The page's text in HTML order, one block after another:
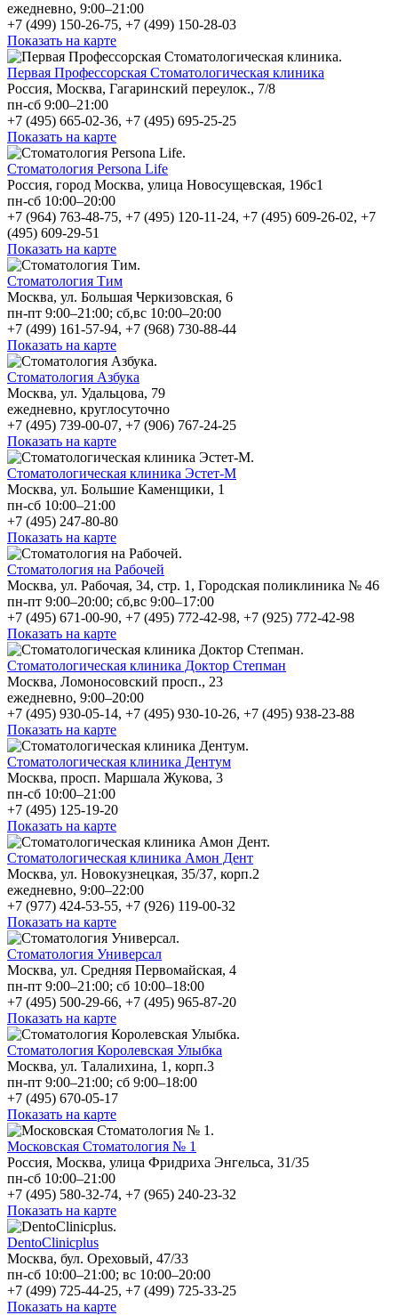
ежедневно, 9:00–21:00
+7 (499) 150-26-75, +7 (499) 150-28-03
Показать на карте
Первая Профессорская Стоматологическая клиника
Россия, Москва, Гагаринский переулок., 7/8
пн-сб 9:00–21:00
+7 (495) 665-02-36, +7 (495) 695-25-25
Показать на карте
Стоматология Persona Life
Россия, город Москва, улица Новосущевская, 19бс1
пн-сб 10:00–20:00
+7 (964) 763-48-75, +7 (495) 120-11-24, +7 (495) 609-26-02, +7
(495) 609-29-51
Показать на карте
Стоматология Тим
Москва, ул. Большая Черкизовская, 6
пн-пт 9:00–21:00; сб,вс 10:00–20:00
+7 (499) 161-57-94, +7 (968) 730-88-44
Показать на карте
Стоматология Азбука
Москва, ул. Удальцова, 79
ежедневно, круглосуточно
+7 (495) 739-00-07, +7 (906) 767-24-25
Показать на карте
Стоматологическая клиника Эстет-М
Москва, ул. Большие Каменщики, 1
пн-сб 10:00–21:00
+7 (495) 247-80-80
Показать на карте
Стоматология на Рабочей
Москва, ул. Рабочая, 34, стр. 1, Городская поликлиника № 46
пн-пт 9:00–20:00; сб,вс 9:00–17:00
+7 (495) 671-00-90, +7 (495) 772-42-98, +7 (925) 772-42-98
Показать на карте
Стоматологическая клиника Доктор Степман
Москва, Ломоносовский просп., 23
ежедневно, 9:00–20:00
+7 (495) 930-05-14, +7 (495) 930-10-26, +7 (495) 938-23-88
Показать на карте
Стоматологическая клиника Дентум
Москва, просп. Маршала Жукова, 3
пн-сб 10:00–21:00
+7 (495) 125-19-20
Показать на карте
Стоматологическая клиника Амон Дент
Москва, ул. Новокузнецкая, 35/37, корп.2
ежедневно, 9:00–22:00
+7 (977) 424-53-55, +7 (926) 119-00-32
Показать на карте
Стоматология Универсал
Москва, ул. Средняя Первомайская, 4
пн-пт 9:00–21:00; сб 10:00–18:00
+7 (495) 500-29-66, +7 (495) 965-87-20
Показать на карте
Стоматология Королевская Улыбка
Москва, ул. Талалихина, 1, корп.3
пн-пт 9:00–21:00; сб 9:00–18:00
+7 (495) 670-05-17
Показать на карте
Московская Стоматология № 1
Россия, Москва, улица Фридриха Энгельса, 31/35
пн-сб 10:00–21:00
+7 (495) 580-32-74, +7 (965) 240-23-32
Показать на карте
DentoClinicplus
Москва, бул. Ореховый, 47/33
пн-сб 10:00–21:00; вс 10:00–20:00
+7 (499) 725-44-25, +7 (499) 725-33-25
Показать на карте